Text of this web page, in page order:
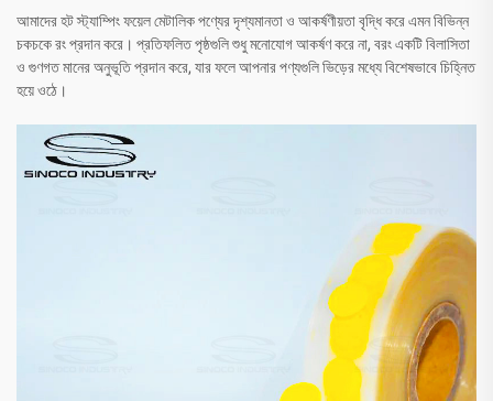
আমাদের হট স্ট্যাম্পিং ফয়েল মেটালিক পণ্যের দৃশ্যমানতা ও আকর্ষণীয়তা বৃদ্ধি করে এমন বিভিন্ন
চকচকে রং প্রদান করে। প্রতিফলিত পৃষ্ঠগুলি শুধু মনোযোগ আকর্ষণ করে না, বরং একটি বিলাসিতা
ও গুণগত মানের অনুভূতি প্রদান করে, যার ফলে আপনার পণ্যগুলি ভিড়ের মধ্যে বিশেষভাবে চিহ্নিত
হয়ে ওঠে।